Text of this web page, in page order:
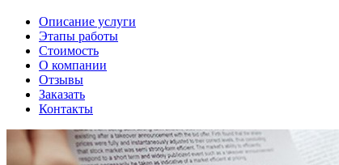
Описание услуги
Этапы работы
Стоимость
О компании
Отзывы
Заказать
Контакты